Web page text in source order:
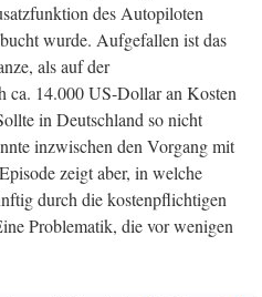
des Autopiloten
wurde. Aufgefallen ist das
als auf der
ca. 14.000 US-Dollar an Kosten
in Deutschland so nicht
inzwischen den Vorgang mit
zeigt aber, in welche
durch die kostenpflichtigen
Problematik, die vor wenigen